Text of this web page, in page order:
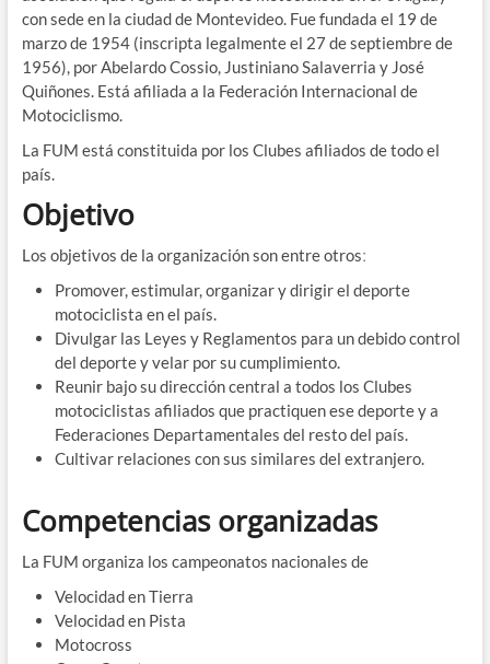
con sede en la ciudad de Montevideo. Fue fundada el 19 de
marzo de 1954​ (inscripta legalmente el 27 de septiembre de
1956), por Abelardo Cossio, Justiniano Salaverria y José
Quiñones. Está afiliada a la Federación Internacional de
Motociclismo.
La FUM está constituida por los Clubes afiliados de todo el
país.
Objetivo
Los objetivos de la organización son entre otrosː
Promover, estimular, organizar y dirigir el deporte
motociclista en el país.
Divulgar las Leyes y Reglamentos para un debido control
del deporte y velar por su cumplimiento.
Reunir bajo su dirección central a todos los Clubes
motociclistas afiliados que practiquen ese deporte y a
Federaciones Departamentales del resto del país.
Cultivar relaciones con sus similares del extranjero.
Competencias organizadas
La FUM organiza los campeonatos nacionales de
Velocidad en Tierra
Velocidad en Pista
Motocross